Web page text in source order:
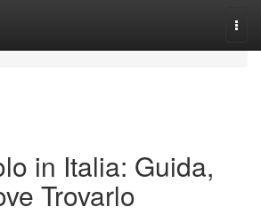
in Italia: Guida,
Trovarlo